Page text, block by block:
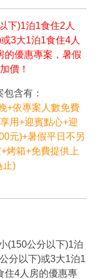
下)1泊1食住2人
3大1泊1食住4人
的優惠專案，暑假
價！
含有：
+依專案人數免費
用+迎賓點心+迎
元)+暑假平日不另
烤箱+免費提供上
止)
(150公分以下)1泊
分以下)或3大1泊1
住4人房的優惠專